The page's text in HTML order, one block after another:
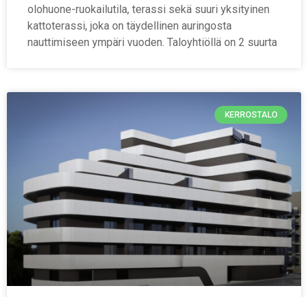
olohuone-ruokailutila, terassi sekä suuri yksityinen
kattoterassi, joka on täydellinen auringosta
nauttimiseen ympäri vuoden. Taloyhtiöllä on 2 suurta
KERROSTALO